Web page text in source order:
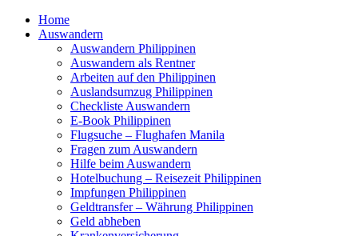
Home
Auswandern
Auswandern Philippinen
Auswandern als Rentner
Arbeiten auf den Philippinen
Auslandsumzug Philippinen
Checkliste Auswandern
E-Book Philippinen
Flugsuche – Flughafen Manila
Fragen zum Auswandern
Hilfe beim Auswandern
Hotelbuchung – Reisezeit Philippinen
Impfungen Philippinen
Geldtransfer – Währung Philippinen
Geld abheben